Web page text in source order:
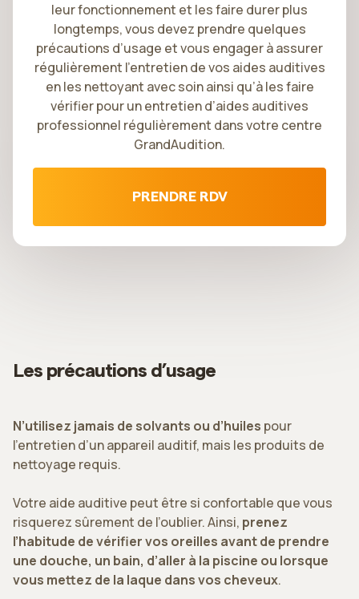
leur fonctionnement et les faire durer plus
longtemps, vous devez prendre quelques
précautions d’usage et vous engager à assurer
régulièrement l’entretien de vos aides auditives
en les nettoyant avec soin ainsi qu’à les faire
vérifier pour un entretien d’aides auditives
professionnel régulièrement dans votre centre
GrandAudition.
PRENDRE RDV
Les précautions d’usage
N’utilisez jamais de solvants ou d’huiles pour
l’entretien d’un appareil auditif, mais les produits de
nettoyage requis.
Votre aide auditive peut être si confortable que vous
risquerez sûrement de l’oublier. Ainsi, prenez
l’habitude de vérifier vos oreilles avant de prendre
une douche, un bain, d’aller à la piscine ou lorsque
vous mettez de la laque dans vos cheveux.